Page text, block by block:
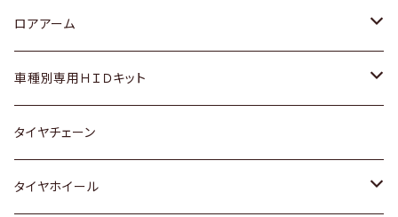
ダイハツ
マツダ
三菱
スバル
日産
ダイハツ
マツダ
三菱
スズキ
日産
いすゞ
ダイハツ
ホンダ
スズキ
日産
ダイハツ
トヨタ
ホンダ
スズキ
日産
ロアアーム
ホンダ
スズキ
日産
車種別専用ＨＩＤキット
トヨタ
マツダ
タイヤチェーン
タイヤホイール